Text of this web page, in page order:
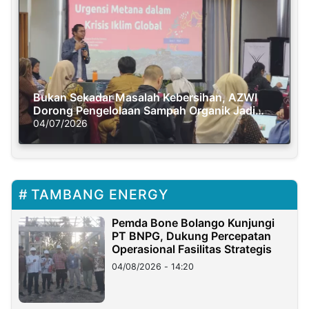
Bukan Sekadar Masalah Kebersihan, AZWI
Dorong Pengelolaan Sampah Organik Jadi
Solusi Krisis Iklim
04/07/2026
TAMBANG ENERGY
Pemda Bone Bolango Kunjungi
PT BNPG, Dukung Percepatan
Operasional Fasilitas Strategis
04/08/2026 - 14:20